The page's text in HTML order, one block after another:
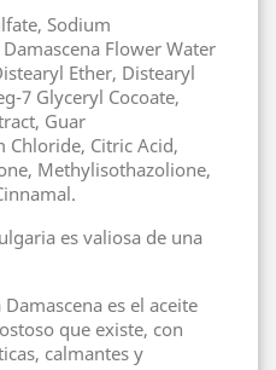
Sodium
Flower Water
Ether, Distearyl
7 Glyceryl Cocoate,
Guar
Citric Acid,
Methylisothazolione,
es valiosa de una
Damascena es el aceite
que existe, con
calmantes y